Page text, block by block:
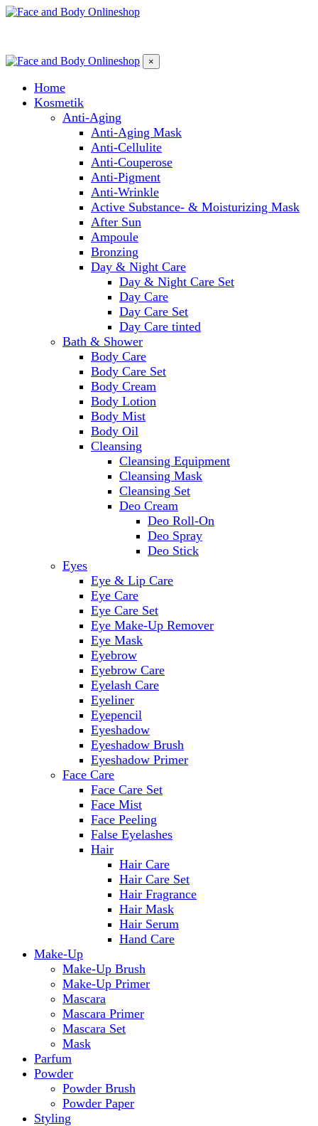
×
Home
Kosmetik
Anti-Aging
Anti-Aging Mask
Anti-Cellulite
Anti-Couperose
Anti-Pigment
Anti-Wrinkle
Active Substance- & Moisturizing Mask
After Sun
Ampoule
Bronzing
Day & Night Care
Day & Night Care Set
Day Care
Day Care Set
Day Care tinted
Bath & Shower
Body Care
Body Care Set
Body Cream
Body Lotion
Body Mist
Body Oil
Cleansing
Cleansing Equipment
Cleansing Mask
Cleansing Set
Deo Cream
Deo Roll-On
Deo Spray
Deo Stick
Eyes
Eye & Lip Care
Eye Care
Eye Care Set
Eye Make-Up Remover
Eye Mask
Eyebrow
Eyebrow Care
Eyelash Care
Eyeliner
Eyepencil
Eyeshadow
Eyeshadow Brush
Eyeshadow Primer
Face Care
Face Care Set
Face Mist
Face Peeling
False Eyelashes
Hair
Hair Care
Hair Care Set
Hair Fragrance
Hair Mask
Hair Serum
Hand Care
Make-Up
Make-Up Brush
Make-Up Primer
Mascara
Mascara Primer
Mascara Set
Mask
Parfum
Powder
Powder Brush
Powder Paper
Styling